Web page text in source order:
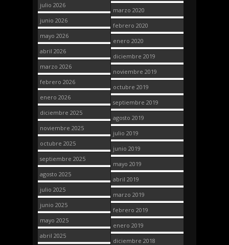
julio 2026
junio 2026
mayo 2026
abril 2026
marzo 2026
febrero 2026
enero 2026
diciembre 2025
noviembre 2025
octubre 2025
septiembre 2025
agosto 2025
julio 2025
junio 2025
mayo 2025
abril 2025
marzo 2020
febrero 2020
enero 2020
diciembre 2019
noviembre 2019
octubre 2019
septiembre 2019
agosto 2019
julio 2019
junio 2019
mayo 2019
abril 2019
marzo 2019
febrero 2019
enero 2019
diciembre 2018